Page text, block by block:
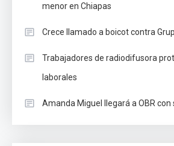
menor en Chiapas
Crece llamado a boicot contra
Trabajadores de radiodifusora
laborales
Amanda Miguel llegará a OBR con